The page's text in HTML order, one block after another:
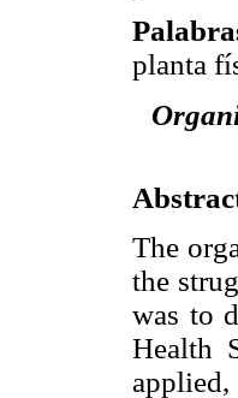
planta
The
the
was to
Health